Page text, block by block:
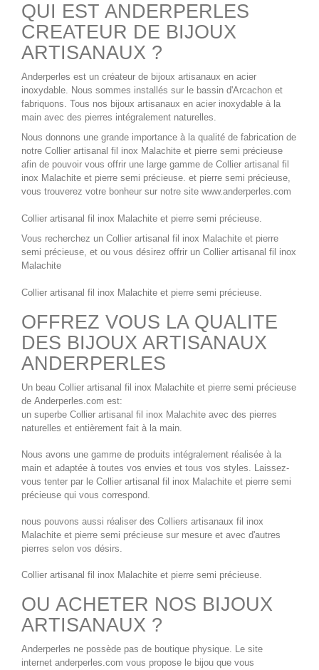
QUI EST ANDERPERLES
CREATEUR DE BIJOUX
ARTISANAUX ?
Anderperles est un créateur de bijoux artisanaux en acier
inoxydable. Nous sommes installés sur le bassin d'Arcachon et
fabriquons. Tous nos bijoux artisanaux en acier inoxydable à la
main avec des pierres intégralement naturelles.
Nous donnons une grande importance à la qualité de fabrication de
notre Collier artisanal fil inox Malachite et pierre semi précieuse
afin de pouvoir vous offrir une large gamme de Collier artisanal fil
inox Malachite et pierre semi précieuse. et pierre semi précieuse,
vous trouverez votre bonheur sur notre site www.anderperles.com
Collier artisanal fil inox Malachite et pierre semi précieuse.
Vous recherchez un Collier artisanal fil inox Malachite et pierre
semi précieuse, et ou vous désirez offrir un Collier artisanal fil inox
Malachite
Collier artisanal fil inox Malachite et pierre semi précieuse.
OFFREZ VOUS LA QUALITE
DES BIJOUX ARTISANAUX
ANDERPERLES
Un beau Collier artisanal fil inox Malachite et pierre semi précieuse
de Anderperles.com est:
un superbe Collier artisanal fil inox Malachite avec des pierres
naturelles et entièrement fait à la main.
Nous avons une gamme de produits intégralement réalisée à la
main et adaptée à toutes vos envies et tous vos styles. Laissez-
vous tenter par le Collier artisanal fil inox Malachite et pierre semi
précieuse qui vous correspond.
nous pouvons aussi réaliser des Colliers artisanaux fil inox
Malachite et pierre semi précieuse sur mesure et avec d'autres
pierres selon vos désirs.
Collier artisanal fil inox Malachite et pierre semi précieuse.
OU ACHETER NOS BIJOUX
ARTISANAUX ?
Anderperles ne possède pas de boutique physique. Le site
internet anderperles.com vous propose le bijou que vous